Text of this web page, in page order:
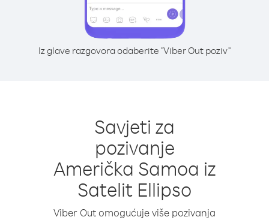
Iz glave razgovora odaberite "Viber Out poziv"
Savjeti za
pozivanje
Američka Samoa iz
Satelit Ellipso
Viber Out omogućuje više pozivanja